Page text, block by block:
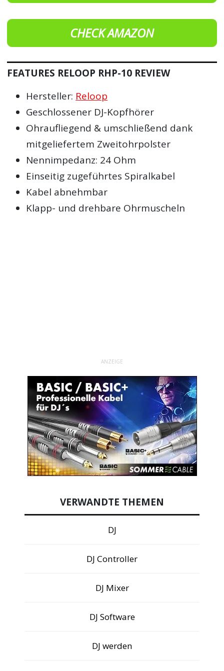
CHECK AMAZON
FEATURES RELOOP RHP-10 REVIEW
Hersteller: Reloop
Geschlossener DJ-Kopfhörer
Ohraufliegend & umschließend dank
mitgeliefertem Zweitohrpolster
Nennimpedanz: 24 Ohm
Einseitig zugeführtes Spiralkabel
Kabel abnehmbar
Klapp- und drehbare Ohrmuscheln
ANZEIGE
VERWANDTE THEMEN
DJ
DJ Controller
DJ Mixer
DJ Software
DJ werden